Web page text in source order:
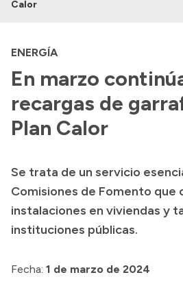
Autoridades y Organismos
Discursos en la Legislatura
Casa de Gobierno
Acerca de Río Negro
Geografía
Invertí en Río Negro
Transparencia
Calor
ENERGÍA
En marzo
recargas de
Plan Calor
Se trata de un servicio
Comisiones de Fomento que
instalaciones en viviendas y
instituciones públicas.
Fecha: 1 de marzo de 2024